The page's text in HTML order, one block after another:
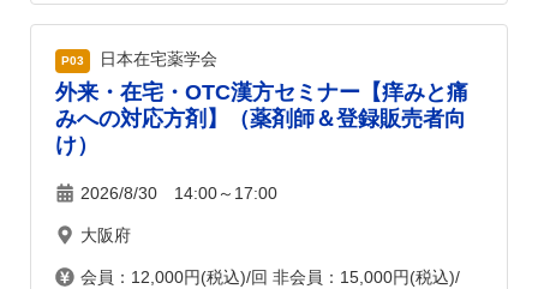
P03 日本在宅薬学会
外来・在宅・OTC漢方セミナー【痒みと痛
みへの対応方剤】（薬剤師＆登録販売者向
け）
2026/8/30 14:00～17:00
大阪府
会員：12,000円(税込)/回 非会員：15,000円(税込)/